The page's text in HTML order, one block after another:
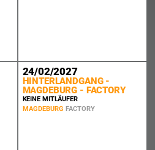
24/02/2027
HINTERLANDGANG -
MAGDEBURG - FACTORY
KEINE MITLÄUFER
MAGDEBURG FACTORY